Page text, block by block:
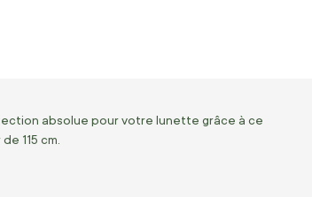
absolue pour votre lunette grâce à ce
115 cm.